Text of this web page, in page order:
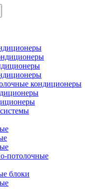
кондиционеры
потолочные
блоки